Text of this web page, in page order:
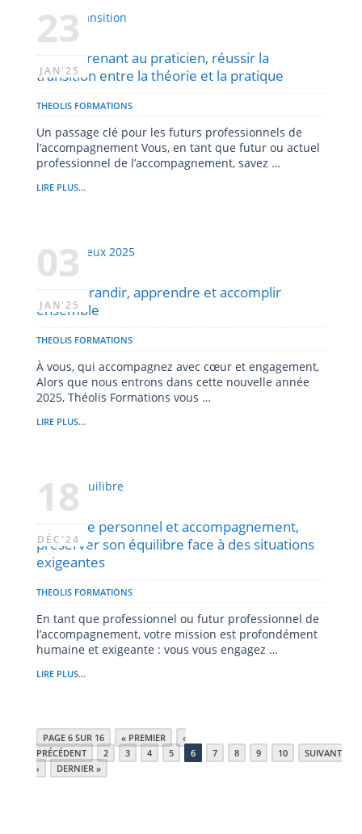
23
JAN'25
De l’apprenant au praticien, réussir la
transition entre la théorie et la pratique
THEOLIS FORMATIONS
Un passage clé pour les futurs professionnels de
l’accompagnement Vous, en tant que futur ou actuel
professionnel de l’accompagnement, savez …
LIRE PLUS...
03
JAN'25
2025 : Grandir, apprendre et accomplir
ensemble
THEOLIS FORMATIONS
À vous, qui accompagnez avec cœur et engagement,
Alors que nous entrons dans cette nouvelle année
2025, Théolis Formations vous …
LIRE PLUS...
18
DÉC'24
Bien-être personnel et accompagnement,
préserver son équilibre face à des situations
exigeantes
THEOLIS FORMATIONS
En tant que professionnel ou futur professionnel de
l’accompagnement, votre mission est profondément
humaine et exigeante : vous vous engagez …
LIRE PLUS...
PAGE 6 SUR 16 « PREMIER
‹
PRÉCÉDENT
2 3 4 5 6 7 8 9 10
SUIVANT
›
DERNIER »